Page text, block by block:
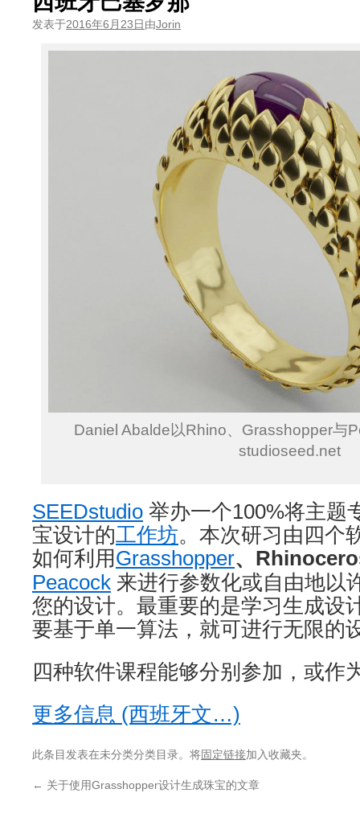
发表于2016年6月23日由Jorin
Daniel Abalde以Rhino、Grasshopper与
studioseed.net
SEEDstudio 举办一个100%将主题
宝设计的工作坊。本次研习由四个
如何利用Grasshopper、
Peacock 来进行参数化或自由地以
您的设计。最重要的是学习生成设
要基于单一算法，就可进行无限的
四种软件课程能够分别参加，或作
更多信息 (西班牙文…)
此条目发表在未分类分类目录。将固定链接加入收藏夹。
← 关于使用Grasshopper设计生成珠宝的文章